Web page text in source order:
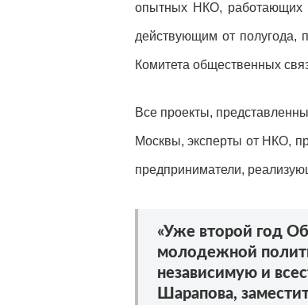
опытных НКО, работающих
действующим от полугода,
Комитета общественных
Все проекты,
Москвы, эксперты от НКО,
предприниматели,
«Уже второй год
молодежной
независимую и
Шарапова,